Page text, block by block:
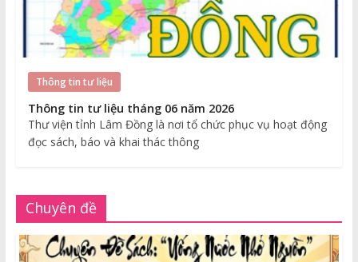
Thông tin tư liệu
Thông tin tư liệu tháng 06 năm 2026
Thư viện tỉnh Lâm Đồng là nơi tổ chức phục vụ hoạt động
đọc sách, báo và khai thác thông
Chuyên đề